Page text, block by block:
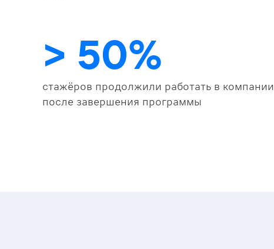
> 50%
стажёров продолжили работать в компании
после завершения программы